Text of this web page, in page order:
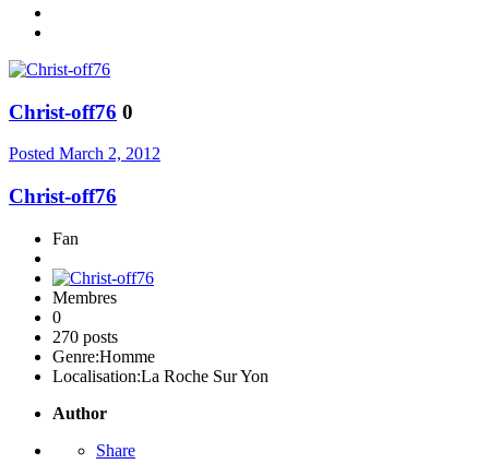
Christ-off76 0
Posted March 2, 2012
Christ-off76
Fan
Membres
0
270 posts
Genre:Homme
Localisation:La Roche Sur Yon
Author
Share